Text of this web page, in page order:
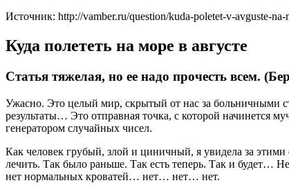
Источник: http://vamber.ru/question/kuda-poletet-v-avguste-na-
Куда полететь на море в августе
Статья тяжелая, но ее надо прочесть всем.
Ужасно. Это целый мир, скрытый от нас за больничными
результаты… Это отправная точка, с которой начинется
генератором случайных чисел.
Как человек грубый, злой и циничный, я увидела за
лечить. Так было раньше. Так есть теперь. Так и будет…
нет нормальных кроватей… нет… нет… нет.